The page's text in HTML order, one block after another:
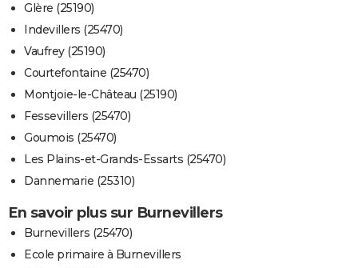
Glère (25190)
Indevillers (25470)
Vaufrey (25190)
Courtefontaine (25470)
Montjoie-le-Château (25190)
Fessevillers (25470)
Goumois (25470)
Les Plains-et-Grands-Essarts (25470)
Dannemarie (25310)
En savoir plus sur Burnevillers
Burnevillers (25470)
Ecole primaire à Burnevillers